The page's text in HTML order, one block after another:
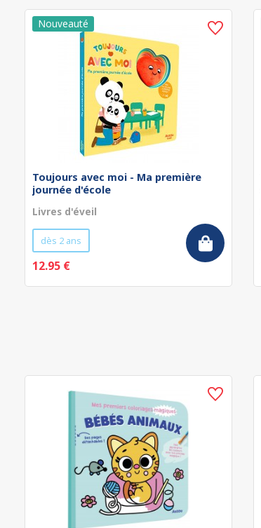
Toujours avec moi - Ma première
journée d'école
Livres d'éveil
dès 2 ans
12.95 €